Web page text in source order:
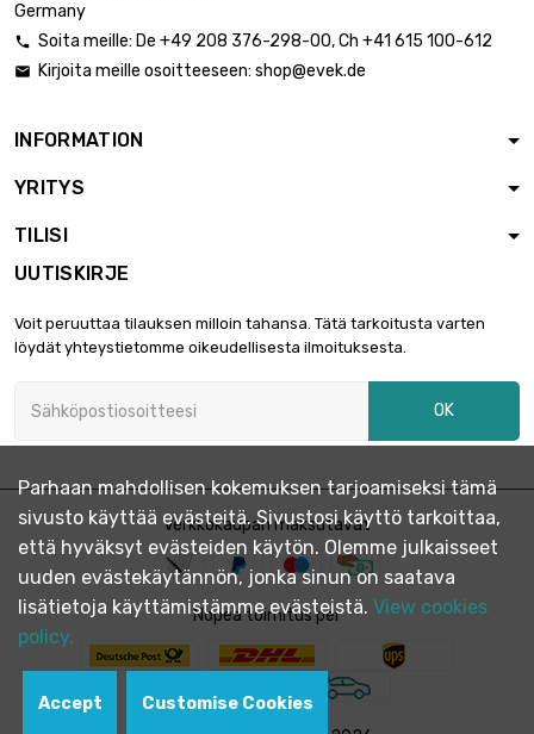
pituus : 0.1 Meter
halkaisija :
22.48mm
2 728,37 € 
pituus : 0.1 Meter
25.65mm
pituus : 0.05 Meter
halkaisija :
28.83mm
2 243,81 € 
pituus : 0.05
halkaisija :
2 495,69 €
Germany
 Soita meille: De +49 208 376-298-00, Ch +41 615 100-612
 Kirjoita meille osoitteeseen: shop@evek.de
INFORMATION
YRITYS
TILISI
UUTISKIRJE
Voit peruuttaa tilauksen milloin tahansa. Tätä tarkoitusta varten
löydät yhteystietomme oikeudellisesta ilmoituksesta.
OK
Verkkokaupan maksutavat
Nopea toimitus per
Parhaan mahdollisen kokemuksen tarjoamiseksi tämä
sivusto käyttää evästeitä. Sivustosi käyttö tarkoittaa,
että hyväksyt evästeiden käytön. Olemme julkaisseet
uuden evästekäytännön, jonka sinun on saatava
lisätietoja käyttämistämme evästeistä. View cookies
policy.
Accept Customise Cookies